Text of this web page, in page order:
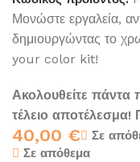
Μονώστε εργαλεία,
δημιουργώντας το
your color kit!
Ακολουθείτε πάντα
τέλειο αποτέλεσμα!
40,00 €
Σε
Σε απόθεμα